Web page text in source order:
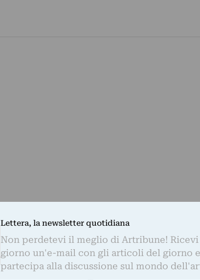
Lettera, la newsletter quotidiana
Non perdetevi il meglio di Artribune!
giorno un'e-mail con gli articoli del giorno
partecipa alla discussione sul mondo